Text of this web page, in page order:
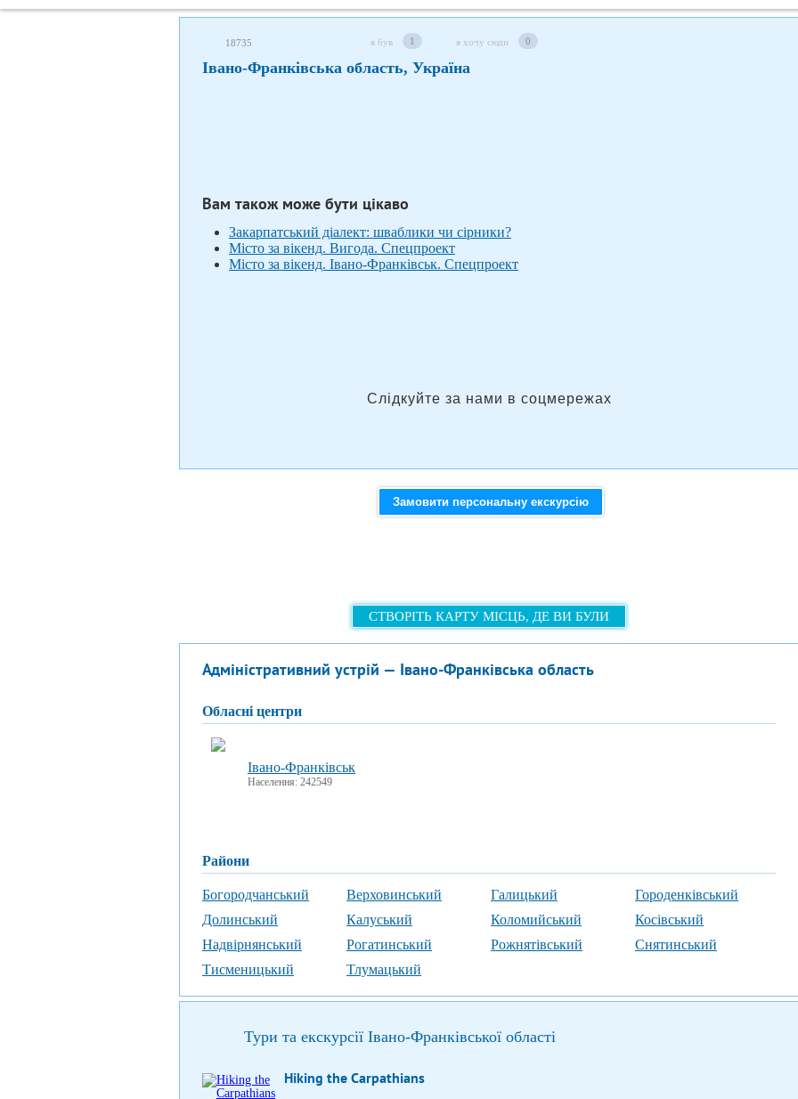
18735 я був 1 я хочу сюди 0
Івано-Франківська область, Україна
Вам також може бути цікаво
Закарпатський діалект: шваблики чи сірники?
Місто за вікенд. Вигода. Спецпроект
Місто за вікенд. Івано-Франківськ. Спецпроект
Слідкуйте за нами в соцмережах
Замовити персональну екскурсію
СТВОРІТЬ КАРТУ МІСЦЬ, ДЕ ВИ БУЛИ
Адміністративний устрій — Івано-Франківська область
обласні центри
Івано-Франківськ
Населення: 242549
райони
Богородчанський Верховинський Галицький
Городенківський
Долинський
Калуський Коломийський
Косівський
Надвірнянський
Рогатинський Рожнятівський
Снятинський
Тисменицький
Тлумацький
Тури та екскурсії Івано-Франківської області
Hiking the Carpathians